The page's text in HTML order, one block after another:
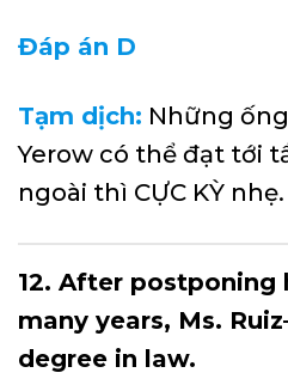
Đáp án D
Tạm dịch: Những
Yerow có thể đạt tới
ngoài thì CỰC KỲ nhẹ.
12. After postponing
many years, Ms.
degree in law.